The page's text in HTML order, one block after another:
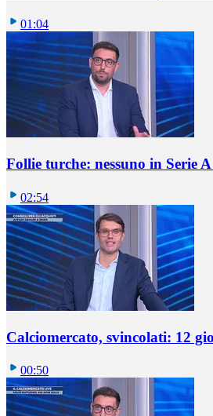
01:04
Follie turche: nessuno in Serie
02:54
Calciomercato, svincolati: 12
00:50